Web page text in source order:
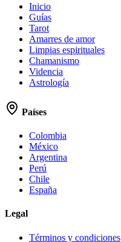
Inicio
Guías
Tarot
Amarres de amor
Limpias espirituales
Chamanismo
Videncia
Astrología
Países
Colombia
México
Argentina
Perú
Chile
España
Legal
Términos y condiciones